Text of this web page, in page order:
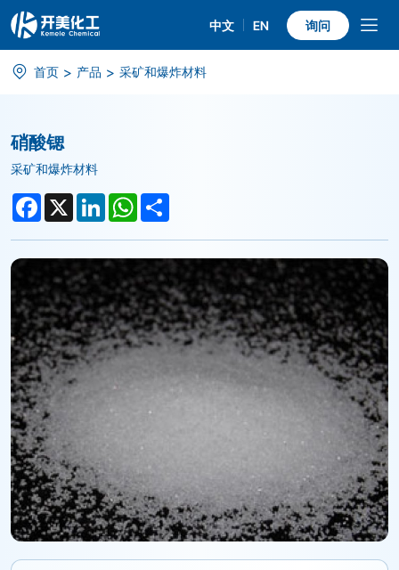
中文 EN 询问
硝
锶
首页 > 产品 > 采矿和爆炸材料
硝酸锶
采矿和爆炸材料
Facebook
X LinkedInWhatsApp